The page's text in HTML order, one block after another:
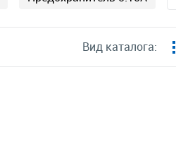
Вид каталога: